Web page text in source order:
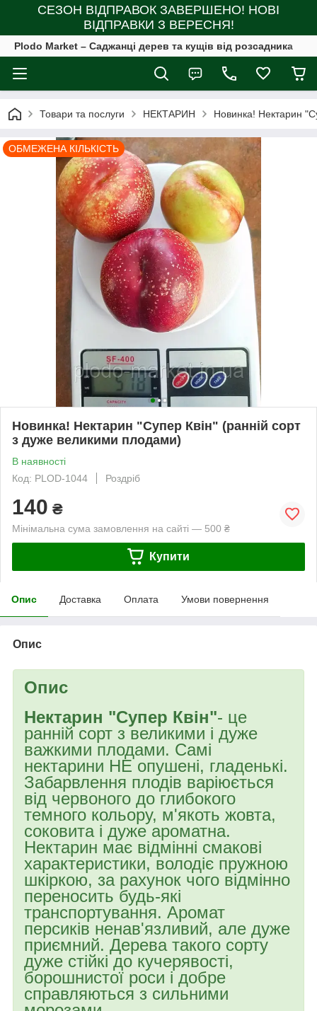
СЕЗОН ВІДПРАВОК ЗАВЕРШЕНО! НОВІ
ВІДПРАВКИ З ВЕРЕСНЯ!
Plodo Market – Саджанці дерев та кущів від розсадника
Товари та послуги НЕКТАРИН Новинка! Нектарин
ОБМЕЖЕНА КІЛЬКІСТЬ
Новинка! Нектарин "Супер Квін" (ранній сорт
з дуже великими плодами)
В наявності
Код: PLOD-1044
Роздріб
140 ₴
Мінімальна сума замовлення на сайті — 500 ₴
Купити
Опис Доставка Оплата Умови повернення
Опис
Опис
Нектарин "Супер Квін"- це
ранній сорт з великими і дуже
важкими плодами. Самі
нектарини НЕ опушені, гладенькі.
Забарвлення плодів варіюється
від червоного до глибокого
темного кольору, м'якоть жовта,
соковита і дуже ароматна.
Нектарин має відмінні смакові
характеристики, володіє пружною
шкіркою, за рахунок чого відмінно
переносить будь-які
транспортування. Аромат
персиків ненав'язливий, але дуже
приємний. Дерева такого сорту
дуже стійкі до кучерявості,
борошнистої роси і добре
справляються з сильними